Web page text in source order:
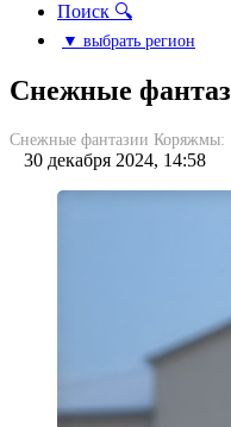
Поиск 🔍
▼ выбрать регион
Снежные
Снежные фантазии Коряжмы:
30 декабря 2024, 14:58